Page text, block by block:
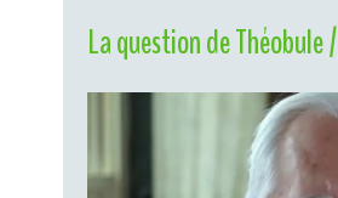
La question de Théobule /